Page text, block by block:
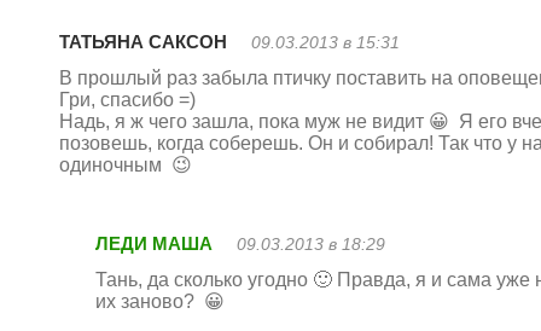
ТАТЬЯНА САКСОН 09.03.2013 в 15:31
В прошлый раз забыла птичку поставить на
Гри, спасибо =)
Надь, я ж чего зашла, пока муж не видит 😀 Я его
позовешь, когда соберешь. Он и собирал! Так что у
одиночным 😉
ЛЕДИ МАША 09.03.2013 в 18:29
Тань, да сколько угодно 🙂 Правда, я и сама
их заново? 😀